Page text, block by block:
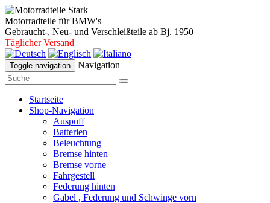
Motorradteile für BMW's
Gebraucht-, Neu- und Verschleißteile ab Bj. 1950
Täglicher Versand
Toggle navigation Navigation
Startseite
Shop-Navigation
Auspuff
Batterien
Beleuchtung
Bremse hinten
Bremse vorne
Fahrgestell
Federung hinten
Gabel , Federung und Schwinge vorn